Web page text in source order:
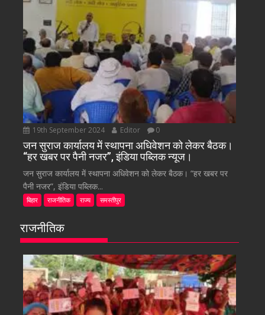
19th September 2024 Editor 0
जन सुराज कार्यालय में स्थापना अधिवेशन को लेकर बैठक।
“हर खबर पर पैनी नजर”, इंडिया पब्लिक न्यूज।
जन सुराज कार्यालय में स्थापना अधिवेशन को लेकर बैठक। “हर खबर पर
पैनी नजर”, इंडिया पब्लिक...
बिहार राजनीतिक राज्य समस्तीपुर
राजनीतिक